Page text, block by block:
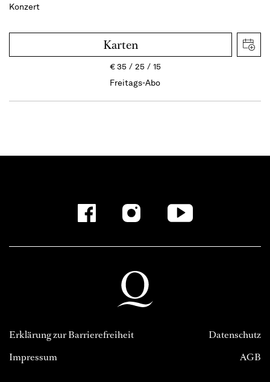
Konzert
Karten
€35 25
15
Freitags-Abo
Erklärung zur Barrierefreiheit
Impressum
Datenschutz
AGB